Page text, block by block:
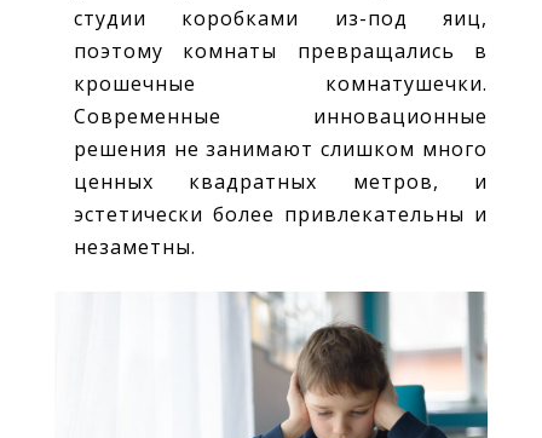
студии коробками из-под яиц,
поэтому комнаты превращались в
крошечные комнатушечки.
Современные инновационные
решения не занимают слишком много
ценных квадратных метров, и
эстетически более привлекательны и
незаметны.